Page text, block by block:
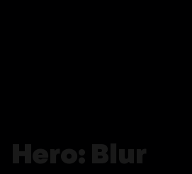
Hero: Blur